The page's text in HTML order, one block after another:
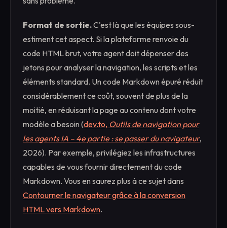
Format de sortie.C'est là que les équipes sous-
estiment cet aspect. Si la plateforme renvoie du
code HTML brut, votre agent doit dépenser des
jetons pour analyser la navigation, les scripts et les
éléments standard. Un code Markdown épuré réduit
considérablement ce coût, souvent de plus de la
moitié, en réduisant la page au contenu dont votre
modèle a besoin (dev.to, Outils de navigation pour
les agents IA – 4e partie : se passer du navigateur,
2026). Par exemple, privilégiez les infrastructures
capables de vous fournir directement du code
Markdown. Vous en saurez plus à ce sujet dans
Contourner le navigateur grâce à la conversion
HTML vers Markdown.